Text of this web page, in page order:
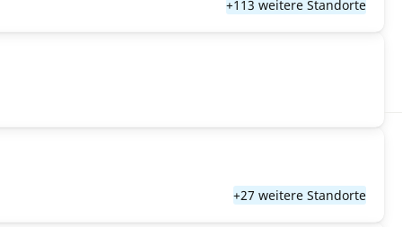
+113 weitere Standorte
+27 weitere Standorte